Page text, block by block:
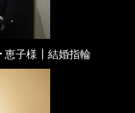
恵子様┃結婚指輪